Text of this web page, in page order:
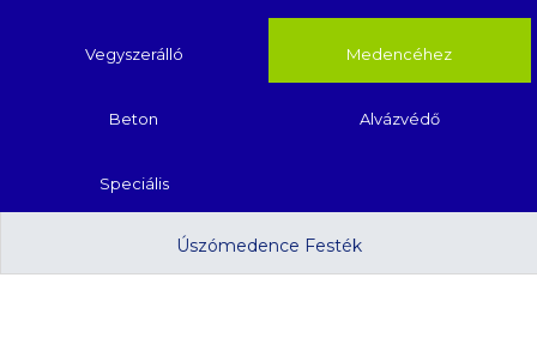
Vegyszerálló Medencéhez
Beton Alvázvédő
Speciális
Úszómedence Festék